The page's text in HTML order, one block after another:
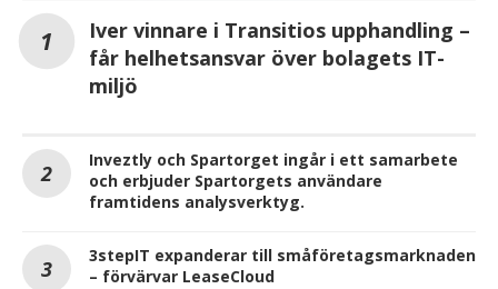
Iver vinnare i Transitios upphandling –
får helhetsansvar över bolagets IT-
miljö
Inveztly och Spartorget ingår i ett samarbete
och erbjuder Spartorgets användare
framtidens analysverktyg.
3stepIT expanderar till småföretagsmarknaden
– förvärvar LeaseCloud